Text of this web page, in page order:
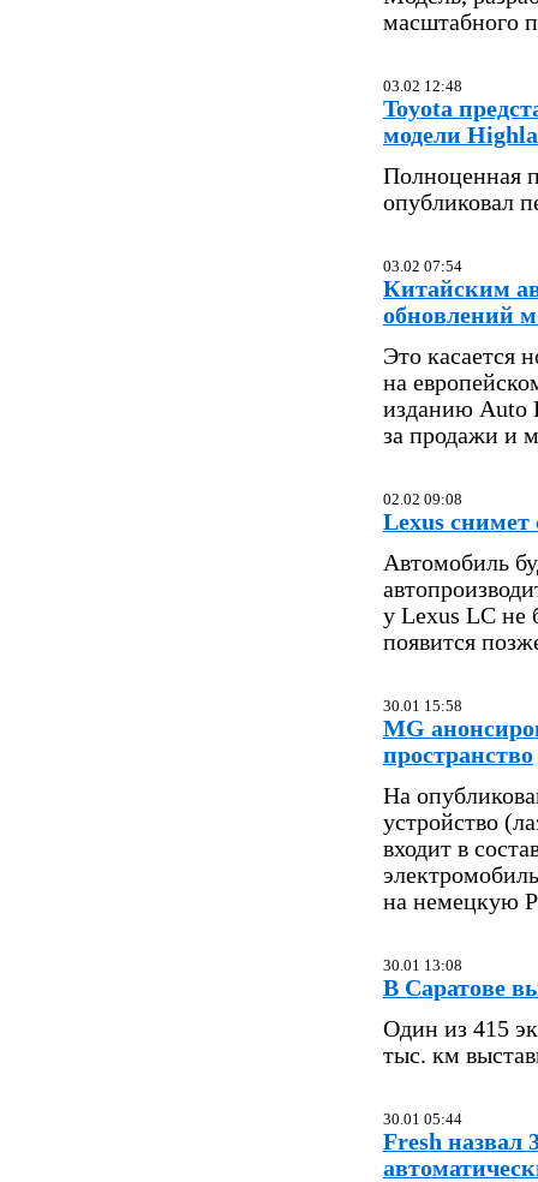
масштабного
03.02 12:48
Toyota
модели
Полноценная
опубликовал
03.02 07:54
Китайским
обновлений
Это касается
на
изданию Auto
за продажи и
02.02 09:08
Lexus снимет
Автомобиль
у Lexus LC не
появится
30.01 15:58
MG
пространство
На
устройство
входит в
на немецкую
30.01 13:08
В Саратове
Один из 415
тыс. км
30.01 05:44
Fresh назвал